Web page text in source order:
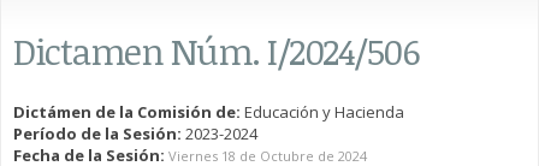
Dictamen Núm. I/2024/506
Dictámen de la Comisión de: Educación y Hacienda
Período de la Sesión: 2023-2024
Fecha de la Sesión: Viernes 18 de Octubre de 2024